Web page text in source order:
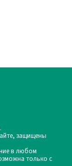
защищены
в любом
только с